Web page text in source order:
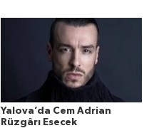
Yalova’da Cem Adrian
Rüzgârı Esecek